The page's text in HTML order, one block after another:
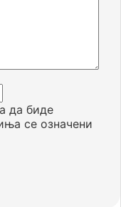
да биде
се означени